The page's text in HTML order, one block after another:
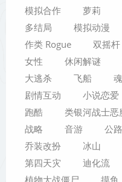
模拟合作
萝莉
多结局
模拟动漫
作类 Rogue
双摇杆
女性
休闲解谜
大逃杀
飞船
剧情互动
小说恋爱
跑酷
类银河战士恶
战略
音游 公
乔装改扮
冰山
第四天灾
迪化流
植物大战僵尸
摸鱼